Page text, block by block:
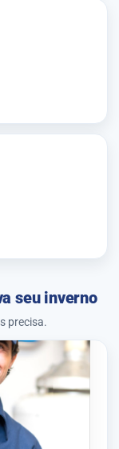
seu inverno
precisa.